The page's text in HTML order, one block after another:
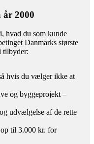
år 2000
hvad du som kunde
Danmarks største
tilbyder:
hvis du vælger ikke at
og byggeprojekt –
udvælgelse af de rette
til 3.000 kr. for